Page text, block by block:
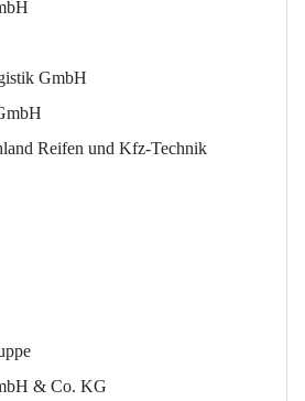
GmbH
Reifen und Kfz-Technik
& Co. KG